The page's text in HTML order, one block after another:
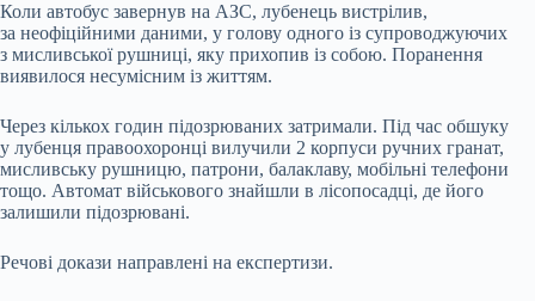
Коли автобус завернув на АЗС, лубенець вистрілив,
за неофіційними даними, у голову одного із супроводжуючих
з мисливської рушниці, яку прихопив із собою. Поранення
виявилося несумісним із життям.
Через кількох годин підозрюваних затримали. Під час обшуку
у лубенця правоохоронці вилучили 2 корпуси ручних гранат,
мисливську рушницю, патрони, балаклаву, мобільні телефони
тощо. Автомат військового знайшли в лісопосадці, де його
залишили підозрювані.
Речові докази направлені на експертизи.